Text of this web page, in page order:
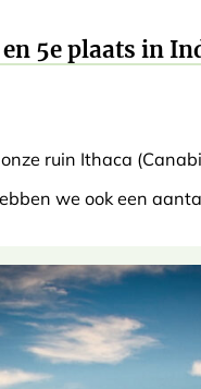
5e plaats in
ruin Ithaca
we ook een